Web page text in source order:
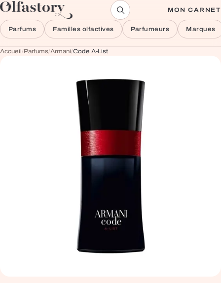
Aller au contenu MON CARNET
Parfums Familles olfactives Parfumeurs Marques
Accueil/Parfums/Armani/Code A-List